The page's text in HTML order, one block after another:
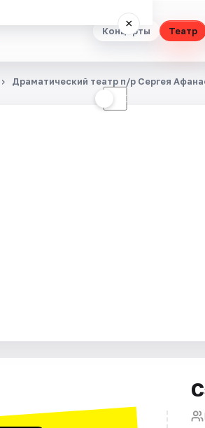
Концерты Театр
×
☾
Драматический театр п/р Сергея